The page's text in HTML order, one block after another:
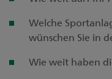
Welche
wünschen Sie in
Wie weit haben